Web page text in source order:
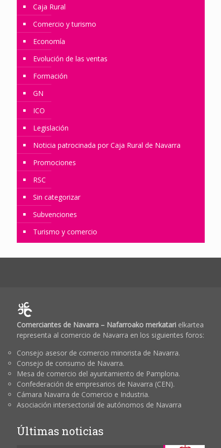
Caja Rural
Comercio y turismo
Economía
Evolución de las ventas
Formación
GN
ICO
Legislación
Noticia patrocinada por Caja Rural de Navarra
Promociones
RSC
Sin categorizar
Subvenciones
Turismo y comercio
Comerciantes de Navarra – Nafarroako merkatarielkartea
representa al comercio de Navarra en los siguientes foros:
Consejo asesor de comercio minorista de Navarra.
Consejo de consumo de Navarra.
Mesa de comercio del ayuntamiento de Pamplona.
Confederación de empresarios de Navarra (CEN).
Cámara Navarra de Comercio e Industria.
Asociación intersectorial de autónomos de Navarra
Últimas noticias